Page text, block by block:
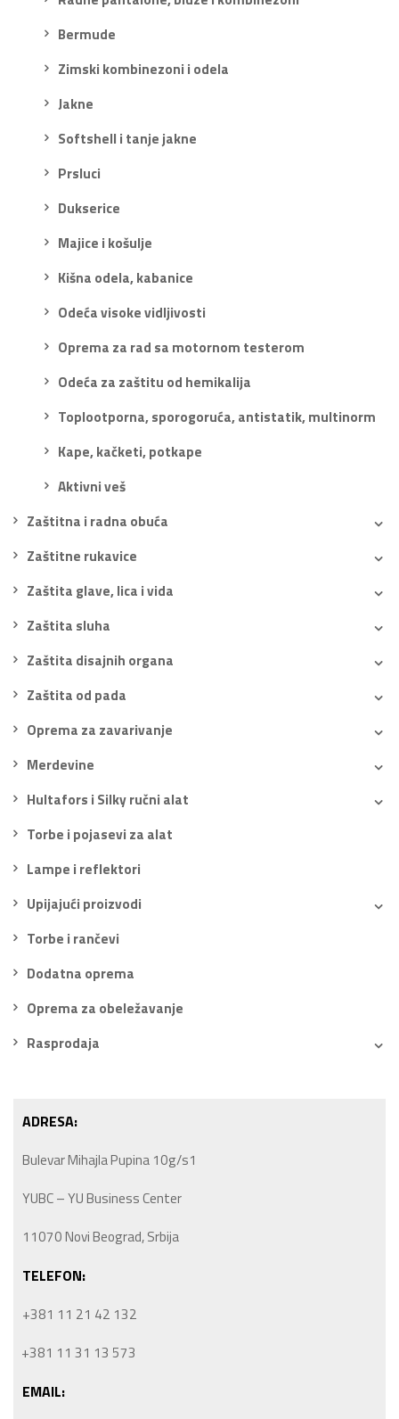
Bermude
Zimski kombinezoni i odela
Jakne
Softshell i tanje jakne
Prsluci
Dukserice
Majice i košulje
Kišna odela, kabanice
Odeća visoke vidljivosti
Oprema za rad sa motornom testerom
Odeća za zaštitu od hemikalija
Toplootporna, sporogoruća, antistatik, multinorm
Kape, kačketi, potkape
Aktivni veš
Zaštitna i radna obuća
Zaštitne rukavice
Zaštita glave, lica i vida
Zaštita sluha
Zaštita disajnih organa
Zaštita od pada
Oprema za zavarivanje
Merdevine
Hultafors i Silky ručni alat
Torbe i pojasevi za alat
Lampe i reflektori
Upijajući proizvodi
Torbe i rančevi
Dodatna oprema
Oprema za obeležavanje
Rasprodaja
ADRESA:
Bulevar Mihajla Pupina 10g/s1
YUBC – YU Business Center
11070 Novi Beograd, Srbija
TELEFON:
+381 11 21 42 132
+381 11 31 13 573
EMAIL: